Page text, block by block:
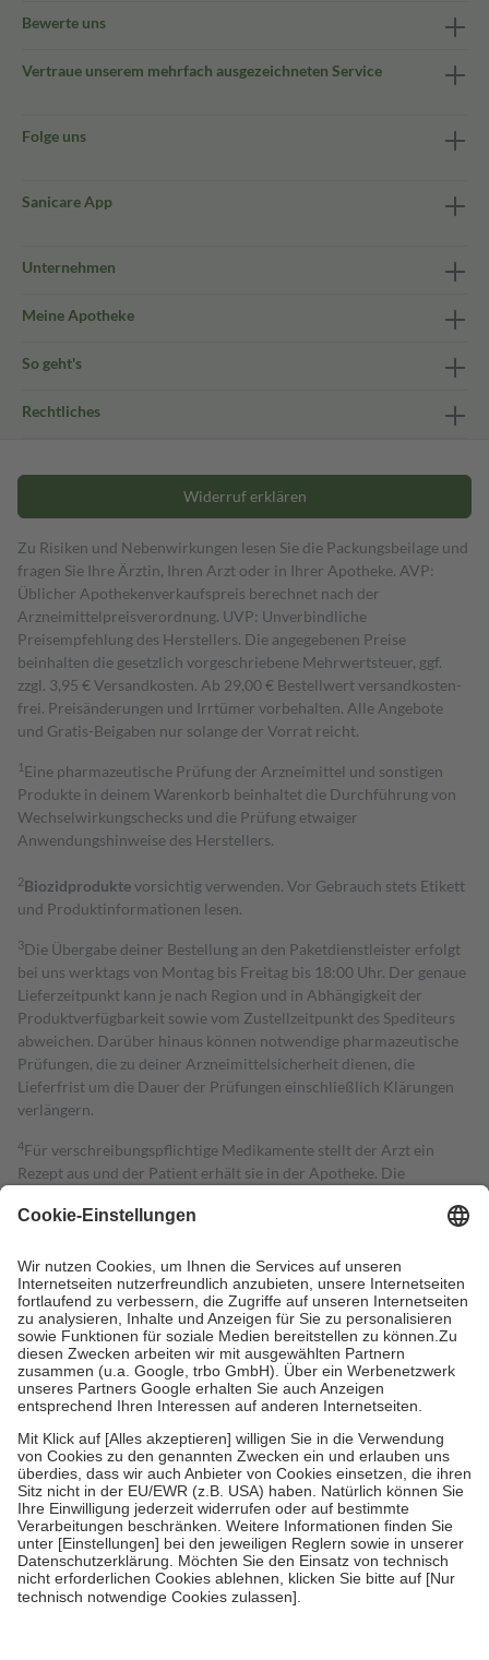
Bewerte uns
Vertraue unserem mehrfach ausgezeichneten Service
Folge uns
Sanicare App
Unternehmen
Meine Apotheke
So geht's
Rechtliches
Widerruf erklären
Zu Risiken und Nebenwirkungen lesen Sie die Packungsbeilage und
fragen Sie Ihre Ärztin, Ihren Arzt oder in Ihrer Apotheke. AVP:
Üblicher Apothekenverkaufspreis berechnet nach der
Arzneimittelpreisverordnung. UVP: Unverbindliche
Preisempfehlung des Herstellers. Die angegebenen Preise
beinhalten die gesetzlich vorgeschriebene Mehrwertsteuer, ggf.
zzgl. 3,95 € Versandkosten. Ab 29,00 € Bestell­wert versand­kosten­
frei. Preisänderungen und Irrtümer vorbehalten. Alle Angebote
und Gratis-Beigaben nur solange der Vorrat reicht.
1 Eine pharmazeutische Prüfung der Arzneimittel und sonstigen
Produkte in deinem Warenkorb beinhaltet die Durchführung von
Wechselwirkungschecks und die Prüfung etwaiger
Anwendungshinweise des Herstellers.
2Biozidproduktevorsichtig verwenden. Vor Gebrauch stets Etikett
und Produktinformationen lesen.
3Die Übergabe deiner Bestellung an den Paketdienstleister erfolgt
bei uns werktags von Montag bis Freitag bis 18:00 Uhr. Der genaue
Lieferzeitpunkt kann je nach Region und in Abhängigkeit der
Produktverfügbarkeit sowie vom Zustellzeitpunkt des Spediteurs
abweichen. Darüber hinaus können notwendige pharmazeutische
Prüfungen, die zu deiner Arzneimittelsicherheit dienen, die
Lieferfrist um die Dauer der Prüfungen einschließlich Klärungen
verlängern.
4Für verschreibungspflichtige Medikamente stellt der Arzt ein
Rezept aus und der Patient erhält sie in der Apotheke. Die
Kosten dafür, der Versicherte trägt einen Teil davon als Zuzahlung
Grundsätzlich leisten Mitglieder Zuzahlungen in Höhe von zehn
Prozent des Abgabepreises,mindestensjedochfünf Euround
höchstens zehn Euro.Es sind jedoch nie mehr als die tatsächlichen
Kosten der Leistung zu entrichten.
Diese Regeln gelten grundsätzlich auch für Online-Apotheken.
Bei Heilmitteln und häuslicher Krankenpflege beträgt die
Zuzahlung zehn Prozent der Kosten sowie zehn Euro je
Um das Engagement der Versicherten für ihre eigene Gesundheit zu
stärken und die besondere Stellung der Familie zu unterstützen,
fallenkeine Zuzahlungen an bei:
• Kindern und Jugendlichen bis zum vollendeten 18. Lebensjahr
mit Ausnahme der Fahrkosten
• Untersuchungen zur Vorsorge und Früherkennung, die von der
GKV getragen werden
• empfohlenen Schutzimpfungen